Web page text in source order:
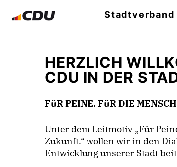
Stadtverband
HERZLICH
CDU IN DER
FüR PEINE. FüR DIE
Unter dem Leitmotiv „Für
Zukunft.“ wollen wir in den
Entwicklung unserer Stadt